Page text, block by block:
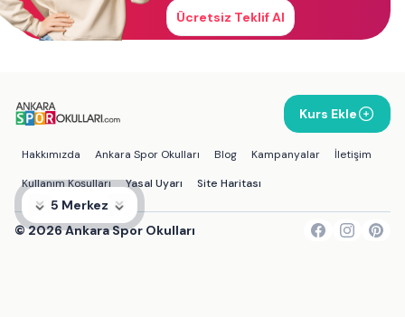
5 Merkez
Ücretsiz Teklif Al
Kurs Ekle
Hakkımızda Ankara Spor Okulları Blog Kampanyalar
İletişim
Kullanım Koşulları
Yasal Uyarı Site Haritası
©2026Ankara Spor Okulları